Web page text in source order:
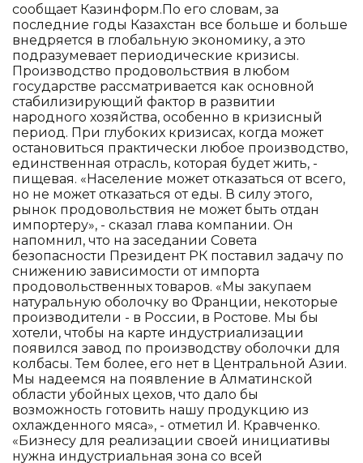
сообщает Казинформ.По его словам, за
последние годы Казахстан все больше и больше
внедряется в глобальную экономику, а это
подразумевает периодические кризисы.
Производство продовольствия в любом
государстве рассматривается как основной
стабилизирующий фактор в развитии
народного хозяйства, особенно в кризисный
период. При глубоких кризисах, когда может
остановиться практически любое производство,
единственная отрасль, которая будет жить, -
пищевая. «Население может отказаться от всего,
но не может отказаться от еды. В силу этого,
рынок продовольствия не может быть отдан
импортеру», - сказал глава компании. Он
напомнил, что на заседании Совета
безопасности Президент РК поставил задачу по
снижению зависимости от импорта
продовольственных товаров. «Мы закупаем
натуральную оболочку во Франции, некоторые
производители - в России, в Ростове. Мы бы
хотели, чтобы на карте индустриализации
появился завод по производству оболочки для
колбасы. Тем более, его нет в Центральной Азии.
Мы надеемся на появление в Алматинской
области убойных цехов, что дало бы
возможность готовить нашу продукцию из
охлажденного мяса», - отметил И. Кравченко.
«Бизнесу для реализации своей инициативы
нужна индустриальная зона со всей